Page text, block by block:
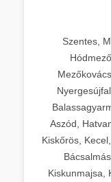
Szentes,
Aszód,
Kiskőrös,
Kiskunmajsa,